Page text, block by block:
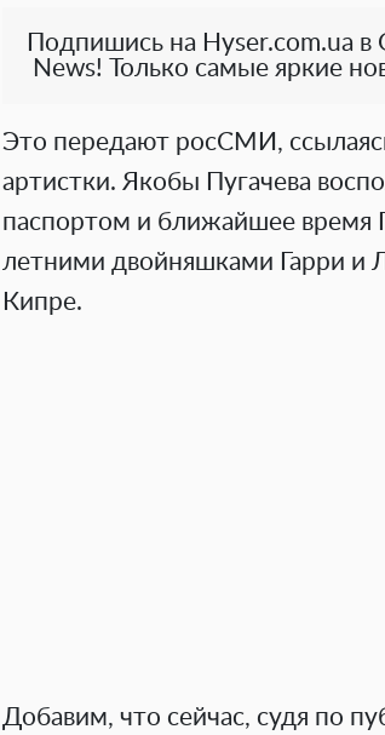
Подпишись на Hyser.com.ua в
News! Только самые яркие
Это передают росСМИ,
артистки. Якобы Пугачева
паспортом и ближайшее время
летними двойняшками Гарри и
Кипре.
Добавим, что сейчас, судя по